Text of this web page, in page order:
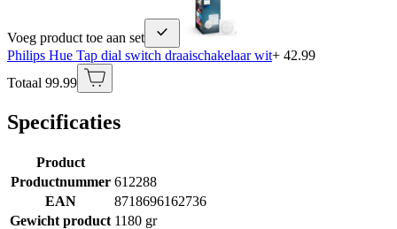
Voeg product toe aan set
Philips Hue Tap dial switch draaischakelaar wit+ 42.99
Totaal 99.99
Specificaties
Product
Productnummer 612288
EAN
8718696162736
Gewicht product 1180 gr